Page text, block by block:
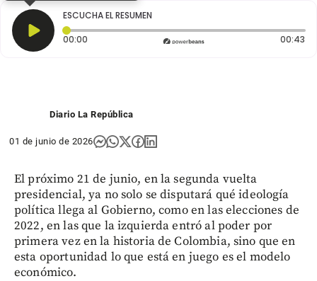
ESCUCHA EL RESUMEN
00:00 Tiempo transcurrido: 0 segundos 00:43
Diario La República
01 de junio de 2026
El próximo 21 de junio, en la segunda vuelta
presidencial, ya no solo se disputará qué ideología
política llega al Gobierno, como en las elecciones de
2022, en las que la izquierda entró al poder por
primera vez en la historia de Colombia, sino que en
esta oportunidad lo que está en juego es el modelo
económico.